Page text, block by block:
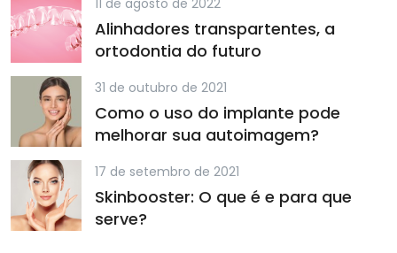
Alinhadores transpartentes, a
ortodontia do futuro
31 de outubro de 2021
Como o uso do implante pode
melhorar sua autoimagem?
17 de setembro de 2021
Skinbooster: O que é e para que
serve?